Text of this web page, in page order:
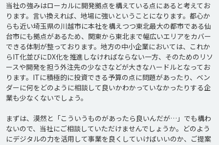
当社の強みはローカルに開発拠点を構えている点にあると考えてお
ります。言い換えれば、地場に強いということになります。都心か
らも近い埼玉県の川越市に本社を構えつつ東北最大の都市である仙
台市にも拠点があるため、関東から東北まで幅広いエリアをカバー
できる体制が整っております。地方の中小企業においては、これか
らIT化並びにDX化を推進しなければならない一方、そのためのリソ
ースや開発を担う外注先の少なさなどが大きなハードルとなってお
ります。ITに積極的に投資できる予算の点に問題があったり、ベン
ダーに何をどのように相談して良いかわかっていなかったりする企
業も少なくないでしょう。
まずは、漠然と「こういうものがあったら良いんだが…」でも構わ
ないので、当社にご相談していただけませんでしょうか。どのよう
にデジタルの力を活用して事業を良くしていけばいいのか、ご提案